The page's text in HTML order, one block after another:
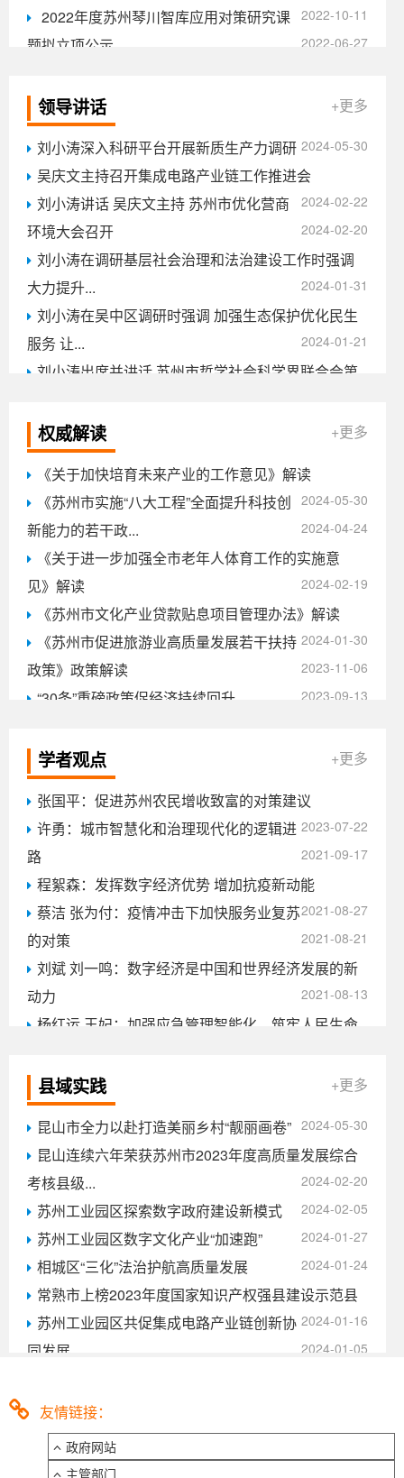
2022-10-11
2022年度苏州琴川智库应用对策研究课
题拟立项公示
2022-06-27
告》
2021-08-16
转发《中国法学会2021年度部级法学研究课题申报
公告》
2021-05-27
转发《国家乡村振兴局2021年度软科学课题项目申
报公告》
2021-04-28
+更多
领导讲话
刘小涛深入科研平台开展新质生产力调研 2024-05-30
吴庆文主持召开集成电路产业链工作推进会
2024-02-22
刘小涛讲话 吴庆文主持 苏州市优化营商
环境大会召开
2024-02-20
刘小涛在调研基层社会治理和法治建设工作时强调
大力提升...
2024-01-31
刘小涛在吴中区调研时强调 加强生态保护优化民生
服务 让...
2024-01-21
刘小涛出席并讲话 苏州市哲学社会科学界联合会第
刘小涛主持 苏州市委常委会召开会议 学习贯彻习近
平总书...
吴庆文主持召开生物医药专班工作推进会 2023-12-25
+更多
权威解读
《关于加快培育未来产业的工作意见》解读
2024-05-30
《苏州市实施“八大工程”全面提升科技创
新能力的若干政...
2024-04-24
《关于进一步加强全市老年人体育工作的实施意
见》解读
2024-02-19
《苏州市文化产业贷款贴息项目管理办法》解读
2024-01-30
《苏州市促进旅游业高质量发展若干扶持
政策》政策解读
2023-11-06
“30条”重磅政策促经济持续回升 2023-09-13
2023-09-07
《苏州市会展业高质量发展三年行动方案
（2023-2025年）》...
+更多
学者观点
张国平：促进苏州农民增收致富的对策建议
2023-07-22
许勇：城市智慧化和治理现代化的逻辑进
路
2021-09-17
程絮森：发挥数字经济优势 增加抗疫新动能
2021-08-27
蔡洁 张为付：疫情冲击下加快服务业复苏
的对策
2021-08-21
刘斌 刘一鸣：数字经济是中国和世界经济发展的新
动力
2021-08-13
杨红运 王妃：加强应急管理智能化，筑牢人民生命
关婷：技术创新赋能国家治理现代化发展 2021-07-12
熊亮 徐华亮：推动养老事业和养老产业协同发展
2021-06-30
+更多
县域实践
昆山市全力以赴打造美丽乡村“靓丽画卷” 2024-05-30
昆山连续六年荣获苏州市2023年度高质量发展综合
考核县级...
2024-02-20
苏州工业园区探索数字政府建设新模式 2024-02-05
苏州工业园区数字文化产业“加速跑” 2024-01-27
相城区“三化”法治护航高质量发展 2024-01-24
常熟市上榜2023年度国家知识产权强县建设示范县
2024-01-16
苏州工业园区共促集成电路产业链创新协
同发展
2024-01-05
案例友情链接：
政府网站
主管部门